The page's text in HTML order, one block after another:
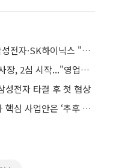
호남 반도체 공장 추진설 확산…삼성전자·SK하이닉스 "아는 바 없다"
'삼성전자 기밀유출' 안승호 前 부사장, 2심 시작..."영업비밀 여부 다툴 것"
전자 타결 후 첫 협상
싸이월드, 10월 부활 예고…그러나 핵심 사업안은 ‘추후 공개’